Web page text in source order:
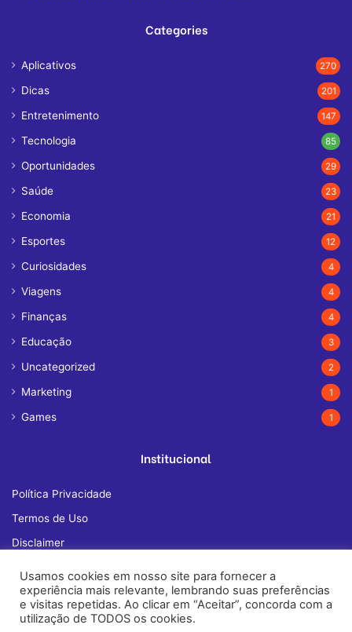
Categories
Aplicativos 270
Dicas 201
Entretenimento 147
Tecnologia 85
Oportunidades 29
Saúde 23
Economia 21
Esportes 12
Curiosidades 4
Viagens 4
Finanças 4
Educação 3
Uncategorized 2
Marketing 1
Games 1
Institucional
Política Privacidade
Termos de Uso
Disclaimer
Fale Conosco
Usamos cookies em nosso site para fornecer a
experiência mais relevante, lembrando suas preferências
e visitas repetidas. Ao clicar em “Aceitar”, concorda com a
utilização de TODOS os cookies.